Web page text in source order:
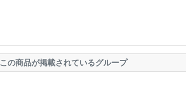
この商品が掲載されているグループ